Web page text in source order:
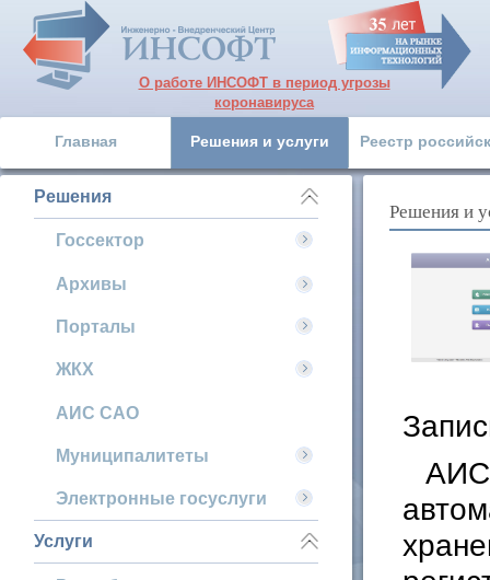
О работе ИНСОФТ в период угрозы
коронавируса
Главная Решения и услуги Реестр
Решения
Госсектор
Архивы
Порталы
ЖКХ
АИС САО
Муниципалитеты
Электронные госуслуги
Услуги
Решения и
АИС